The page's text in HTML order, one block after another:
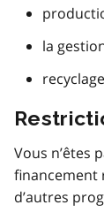
la
recyclage
Vous n’êtes
financement
d’autres